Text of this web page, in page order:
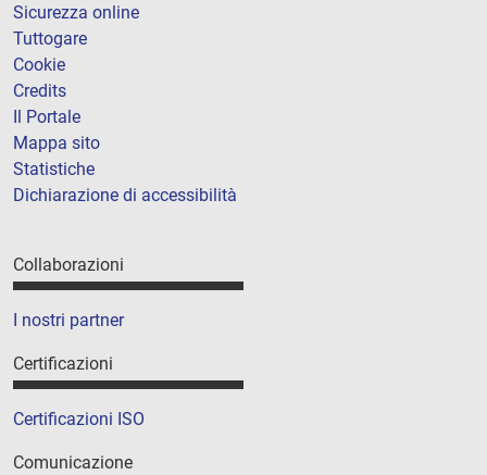
Sicurezza online
Tuttogare
Cookie
Credits
Il Portale
Mappa sito
Statistiche
Dichiarazione di accessibilità
Collaborazioni
I nostri partner
Certificazioni
Certificazioni ISO
Comunicazione